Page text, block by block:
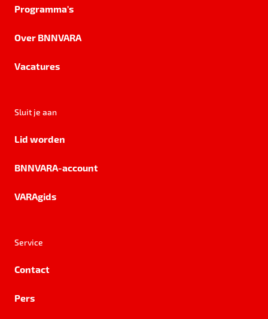
Programma's
Over BNNVARA
Vacatures
Sluit je aan
Lid worden
BNNVARA-account
VARAgids
Service
Contact
Pers